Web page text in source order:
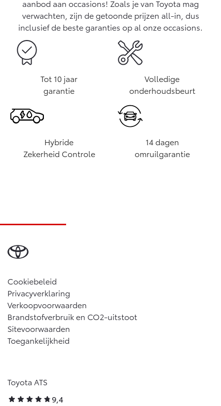
aanbod aan occasions! Zoals je van Toyota mag
verwachten, zijn de getoonde prijzen all-in, dus
inclusief de beste garanties op al onze occasions.
Tot 10 jaar
garantie
Volledige
onderhoudsbeurt
Hybride
Zekerheid Controle
14 dagen
omruilgarantie
Cookiebeleid
Privacyverklaring
Verkoopvoorwaarden
Brandstofverbruik en CO2-uitstoot
Sitevoorwaarden
Toegankelijkheid
Toyota ATS
9,4